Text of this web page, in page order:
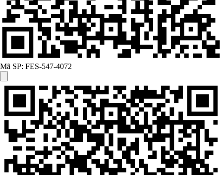
Mã SP: FES-547-4072